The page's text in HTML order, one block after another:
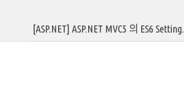
[ASP.NET] ASP.NET MVC5 의 ES6 Setting.